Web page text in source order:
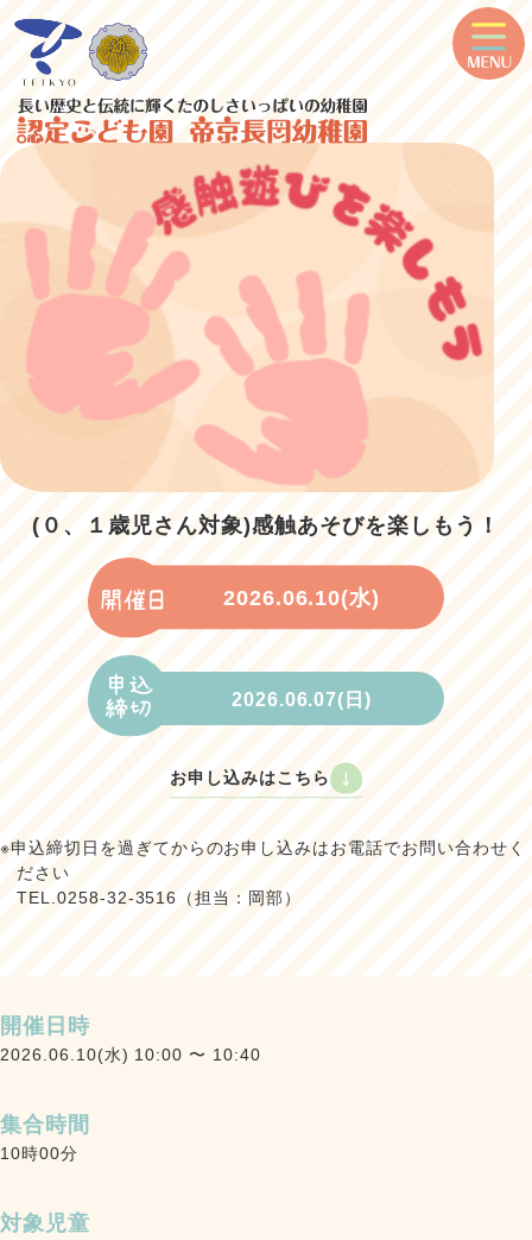
(０、１歳児さん対象)感触あそびを楽しもう！
2026.06.10(水)
2026.06.07(日)
お申し込みはこちら
※申込締切日を過ぎてからのお申し込みはお電話でお問い合わせく
ださい
TEL.0258-32-3516（担当：岡部）
開催日時
2026.06.10(水) 10:00 〜 10:40
集合時間
10時00分
対象児童